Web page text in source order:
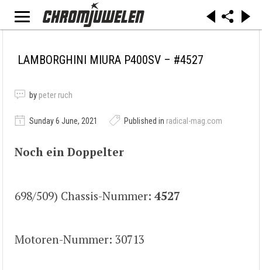
LAMBORGHINI MIURA P400SV – #4527
by peter ruch
Sunday 6 June, 2021 Published in radical-mag.com
Noch ein Doppelter
698/509) Chassis-Nummer: 4527
Motoren-Nummer: 30713